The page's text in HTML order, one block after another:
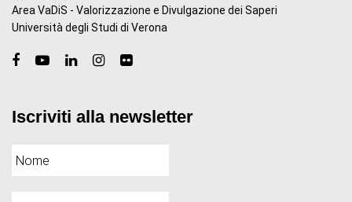
Area VaDiS - Valorizzazione e Divulgazione dei Saperi
Università degli Studi di Verona
Iscriviti alla newsletter